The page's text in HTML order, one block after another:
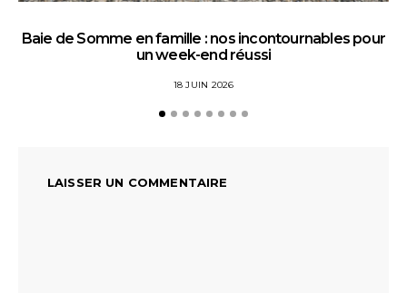
Baie de Somme en famille : nos incontournables pour
un week-end réussi
18 JUIN 2026
LAISSER UN COMMENTAIRE